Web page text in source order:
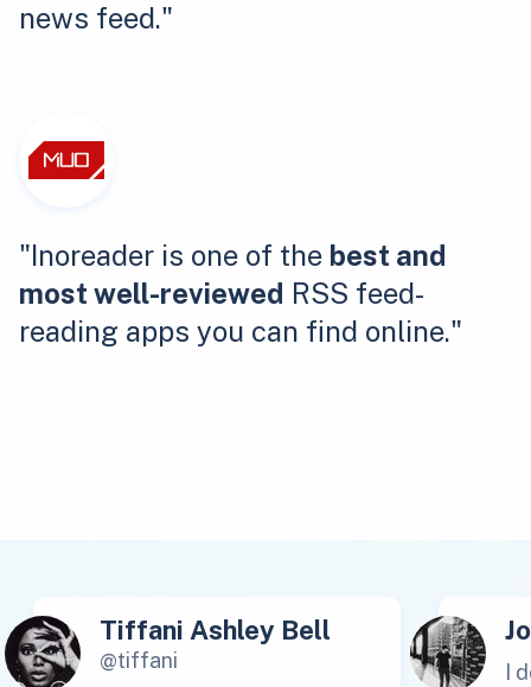
news feed."
"Inoreader is one of the best and
most well-reviewed RSS feed-
reading apps you can find online."
Tiffani Ashley Bell
@tiffani
I